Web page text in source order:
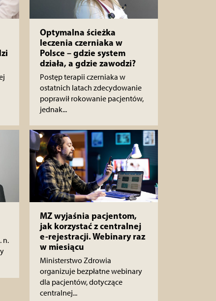
n.
Optymalna ścieżka
leczenia czerniaka w
Polsce – gdzie system
działa, a gdzie zawodzi?
Postęp terapii czerniaka w
ostatnich latach zdecydowanie
poprawił rokowanie pacjentów,
jednak...
MZ wyjaśnia pacjentom,
jak korzystać z centralnej
e-rejestracji. Webinary raz
w miesiącu
Ministerstwo Zdrowia
organizuje bezpłatne webinary
dla pacjentów, dotyczące
centralnej...